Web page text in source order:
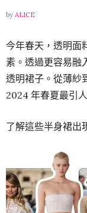
by ALICE
今年春天，透明面
素。透過更容易融
透明裙子。 從薄紗
2024 年春夏最引
了解這些半身裙出